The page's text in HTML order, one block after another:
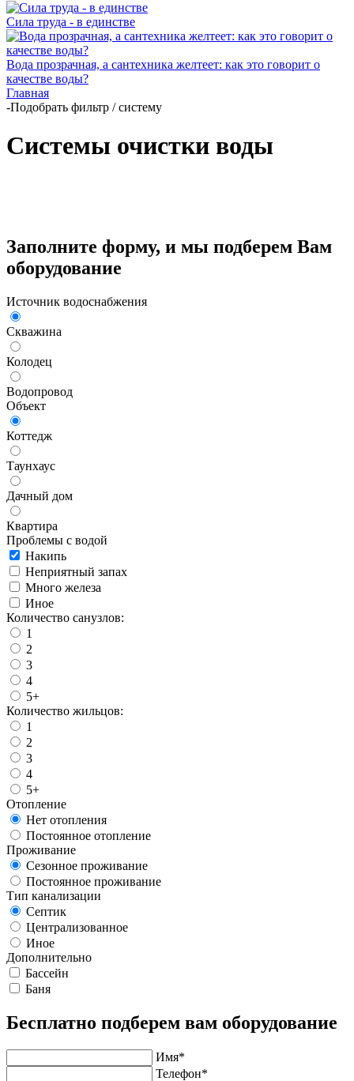
Сила труда - в единстве
Вода прозрачная, а сантехника желтеет: как это говорит о
качестве воды?
Главная
-Подобрать фильтр / систему
Системы очистки воды
Заполните форму, и мы подберем Вам
оборудование
Источник водоснабжения
Скважина
Колодец
Водопровод
Объект
Коттедж
Таунхаус
Дачный дом
Квартира
Проблемы с водой
Накипь
Неприятный запах
Много железа
Иное
Количество санузлов:
1
2
3
4
5+
Количество жильцов:
1
2
3
4
5+
Отопление
Нет отопления
Постоянное отопление
Проживание
Сезонное проживание
Постоянное проживание
Тип канализации
Септик
Централизованное
Иное
Дополнительно
Бассейн
Баня
Бесплатно подберем вам оборудование
Имя*
Телефон*